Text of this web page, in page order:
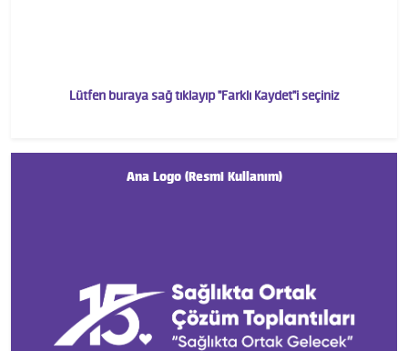
Lütfen buraya sağ tıklayıp "Farklı Kaydet"i seçiniz
Ana Logo (Resmi Kullanım)